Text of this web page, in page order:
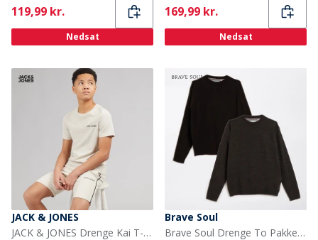
Current
119,99 kr.
Nedsat
Current
169,99 kr.
Nedsat
JACK & JONES
JACK & JONES Drenge Kai T-shirt Og Shorts Sæt Moonbeam
Brave Soul
Brave Soul Drenge To Pakke Jumper Multi